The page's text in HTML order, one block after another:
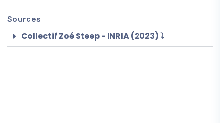
Sources
Collectif Zoé Steep - INRIA (2023) ⤵